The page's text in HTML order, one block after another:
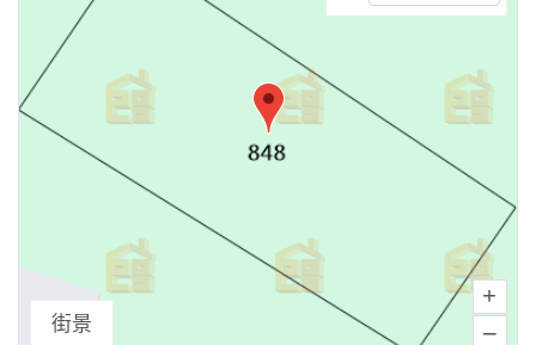
+
–
街景